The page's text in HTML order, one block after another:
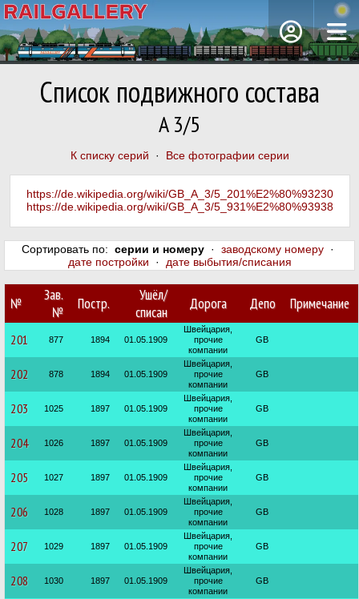
Список подвижного состава
A 3/5
К списку серий · Все фотографии серии
https://de.wikipedia.org/wiki/GB_A_3/5_201%E2%80%93230
https://de.wikipedia.org/wiki/GB_A_3/5_931%E2%80%93938
Сортировать по: серии и номеру · заводскому номеру ·
дате постройки · дате выбытия/списания
№
Зав.
№
Постр.
Ушёл/
списан
Дорога Депо Примечание
201 877 1894 01.05.1909
Швейцария,
прочие
компании
GB
202 878 1894 01.05.1909
Швейцария,
прочие
компании
GB
203 1025 1897 01.05.1909
Швейцария,
прочие
компании
GB
204 1026 1897 01.05.1909
Швейцария,
прочие
компании
GB
205 1027 1897 01.05.1909
Швейцария,
прочие
компании
GB
206 1028 1897 01.05.1909
Швейцария,
прочие
компании
GB
207 1029 1897 01.05.1909
Швейцария,
прочие
компании
GB
208 1030 1897 01.05.1909
Швейцария,
прочие
компании
GB